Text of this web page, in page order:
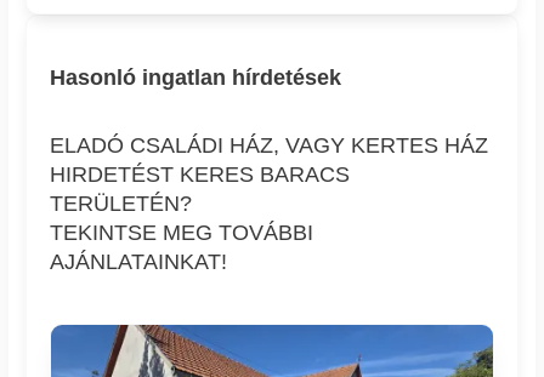
Hasonló ingatlan hírdetések
ELADÓ CSALÁDI HÁZ, VAGY KERTES HÁZ
HIRDETÉST KERES BARACS
TERÜLETÉN?
TEKINTSE MEG TOVÁBBI
AJÁNLATAINKAT!